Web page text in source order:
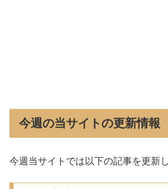
今週の当サイトの更新情報
今週当サイトでは以下の記事を更新